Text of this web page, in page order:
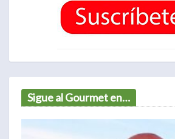
Sigue al Gourmet en…